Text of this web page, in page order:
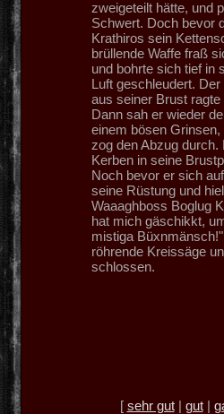
zweigeteilt hätte, und
Schwert. Doch bevor
Krathiros sein
brüllende Waffe fraß
und bohrte sich tief in
Luft geschleudert.
aus seiner Brust
Dann sah er wieder
einem bösen
zog den Abzug
Kerben in seine
Noch bevor er sich
seine Rüstung und
Waaaghboss Boglug
hat mich gäschikkt,
mistiga
röhrende Kreissäge
schlossen.
[ sehr gut| gut|